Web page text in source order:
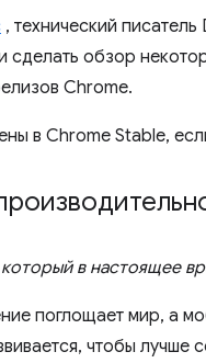
, технический
сделать обзор
Chrome.
в Chrome Stable,
в настоящее
поглощает мир, а
чтобы лучше